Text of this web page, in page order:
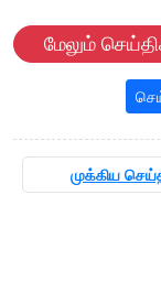
மேலும்
முக்கிய